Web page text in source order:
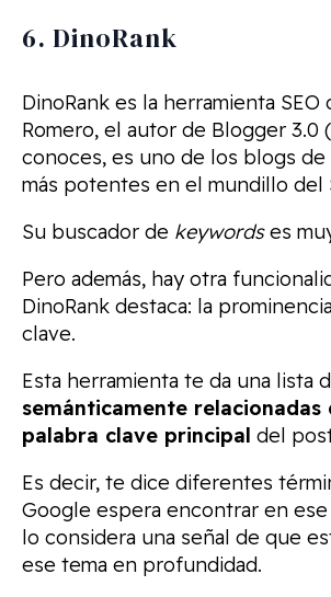
6. DinoRank
DinoRank es la herramienta
Romero, el autor de Blogger 3.0
conoces, es uno de los blogs de
más potentes en el mundillo del
Su buscador de keywordses
Pero además, hay otra
DinoRank destaca: la
clave.
Esta herramienta te da una lista
semánticamente relacionadas
palabra clave principal del
Es decir, te dice diferentes
Google espera encontrar en
lo considera una señal de que
ese tema en profundidad.